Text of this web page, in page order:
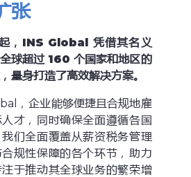
张
，INS Global 凭借其名义
球超过 160 个国家和地区的
量身打造了高效解决方案。
，企业能够便捷且合规地雇
才，同时确保全面遵循各国
们全面覆盖从薪资税务管理
规性保障的各个环节，助力
于推动其全球业务的繁荣增